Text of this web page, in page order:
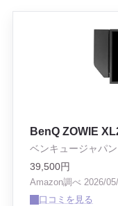
BenQ ZOWIE
ベンキュージャパン
39,500円
Amazon調べ 2026/
口コミを見る